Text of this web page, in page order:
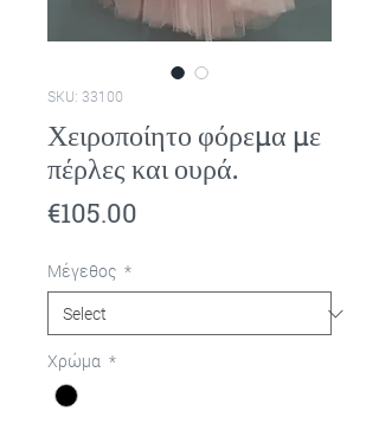
SKU: 33100
Χειροποίητο φόρεμα με
πέρλες και ουρά.
€105.00
Μέγεθος *
Χρώμα *